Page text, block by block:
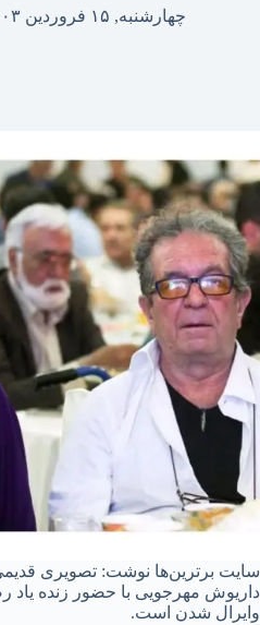
چهارشنبه, ۱۵ فروردین ۱۴۰۳ – ۱۸:۴۳
سایت برترین‌ها نوشت: تصویری
داریوش مهرجویی با حضور زنده یاد
وایرال شدن است.